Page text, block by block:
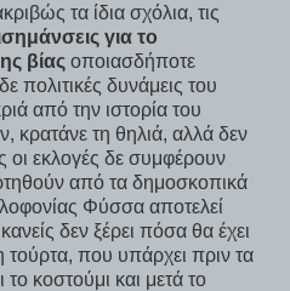
τα ίδια σχόλια, τις
για το
βίας οποιασδήποτε
πολιτικές δυνάμεις του
από την ιστορία του
τη θηλιά, αλλά δεν
οι εκλογές δε συμφέρουν
από τα δημοσκοπικά
Φύσσα αποτελεί
δεν ξέρει πόσα θα έχει
τούρτα, που υπάρχει πριν τα
κοστούμι και μετά το